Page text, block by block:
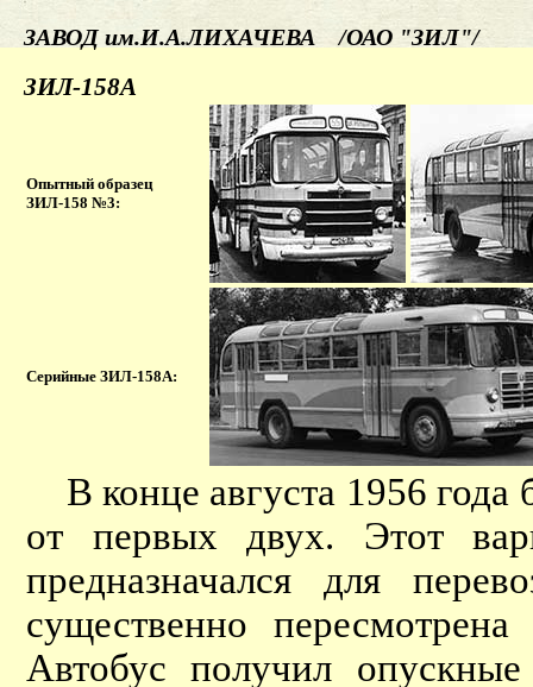
ЗАВОД им.И.А.ЛИХАЧЕВА /ОАО "ЗИЛ"/
ЗИЛ-158А
Опытный образец
ЗИЛ-158 №3:
Серийные ЗИЛ-158А:
В конце августа 1956 года
от первых двух. Этот
предназначался для
существенно
Автобус получил